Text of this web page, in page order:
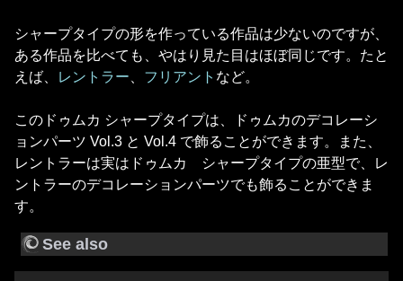
シャープタイプの形を作っている作品は少ないのですが、
ある作品を比べても、やはり見た目はほぼ同じです。たと
えば、
レントラー フリアント など。
このドゥムカ シャープタイプは、ドゥムカのデコレーシ
ョンパーツ Vol.3 と Vol.4 で飾ることができます。また、
レントラーは実はドゥムカ シャープタイプの亜型で、レ
ントラーのデコレーションパーツでも飾ることができま
す。
See also